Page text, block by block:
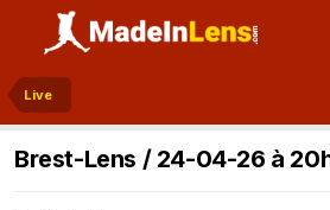
Live
Brest-Lens / 24-04-26 à